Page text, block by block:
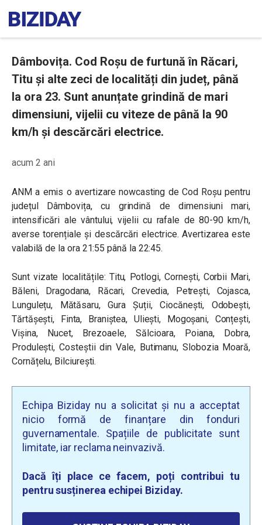
Dâmbovița. Cod Roșu de furtună în Răcari,
Titu și alte zeci de localități din județ, până
la ora 23. Sunt anunțate grindină de mari
dimensiuni, vijelii cu viteze de până la 90
km/h și descărcări electrice.
acum 2 ani
ANM a emis o avertizare nowcasting de Cod Roșu pentru
județul Dâmbovița, cu grindină de dimensiuni mari,
intensificări ale vântului, vijelii cu rafale de 80-90 km/h,
averse torențiale și descărcări electrice. Avertizarea este
valabilă de la ora 21:55 până la 22:45.
Sunt vizate localitățile: Titu, Potlogi, Cornești, Corbii Mari,
Băleni, Dragodana, Răcari, Crevedia, Petrești, Cojasca,
Lungulețu, Mătăsaru, Gura Șuții, Ciocănești, Odobești,
Tărtășești, Finta, Braniștea, Uliești, Mogoșani, Conțești,
Vișina, Nucet, Brezoaele, Sălcioara, Poiana, Dobra,
Produlești, Costeștii din Vale, Butimanu, Slobozia Moară,
Cornățelu, Bilciurești.
Echipa Biziday nu a solicitat și nu a acceptat
nicio formă de finanțare din fonduri
guvernamentale. Spațiile de publicitate sunt
limitate, iar reclama neinvazivă.
Dacă îți place ce facem, poți contribui tu
pentru susținerea echipei Biziday.